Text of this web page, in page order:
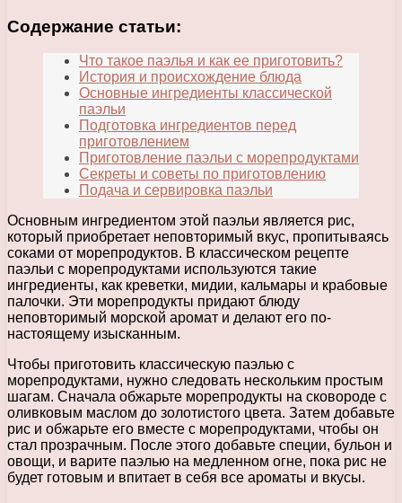
Содержание статьи:
Что такое паэлья и как ее приготовить?
История и происхождение блюда
Основные ингредиенты классической
паэльи
Подготовка ингредиентов перед
приготовлением
Приготовление паэльи с морепродуктами
Секреты и советы по приготовлению
Подача и сервировка паэльи
Основным ингредиентом этой паэльи является рис,
который приобретает неповторимый вкус, пропитываясь
соками от морепродуктов. В классическом рецепте
паэльи с морепродуктами используются такие
ингредиенты, как креветки, мидии, кальмары и крабовые
палочки. Эти морепродукты придают блюду
неповторимый морской аромат и делают его по-
настоящему изысканным.
Чтобы приготовить классическую паэлью с
морепродуктами, нужно следовать нескольким простым
шагам. Сначала обжарьте морепродукты на сковороде с
оливковым маслом до золотистого цвета. Затем добавьте
рис и обжарьте его вместе с морепродуктами, чтобы он
стал прозрачным. После этого добавьте специи, бульон и
овощи, и варите паэлью на медленном огне, пока рис не
будет готовым и впитает в себя все ароматы и вкусы.